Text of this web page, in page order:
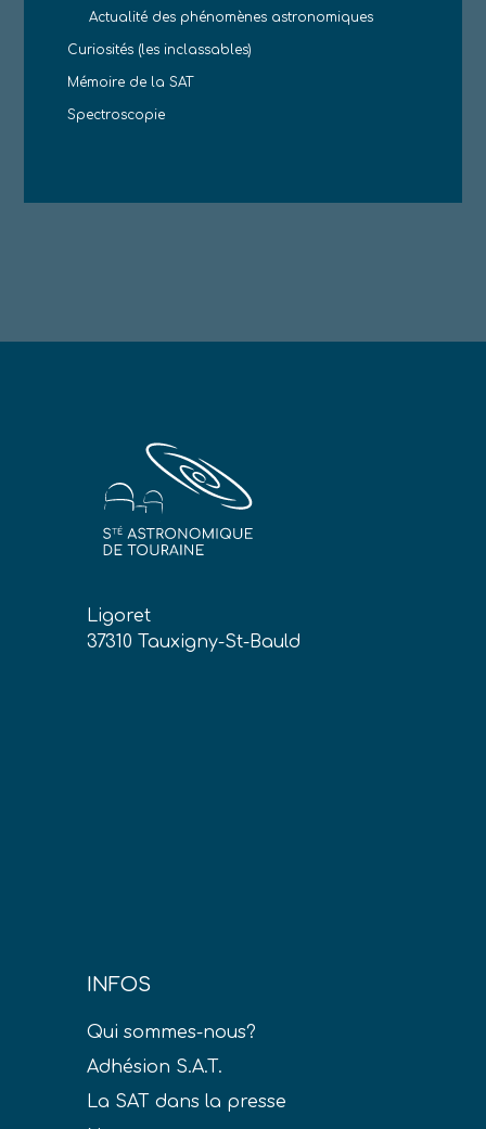
Actualité des phénomènes astronomiques
Curiosités (les inclassables)
Mémoire de la SAT
Spectroscopie
Ligoret
37310 Tauxigny-St-Bauld
INFOS
Qui sommes-nous?
Adhésion S.A.T.
La SAT dans la presse